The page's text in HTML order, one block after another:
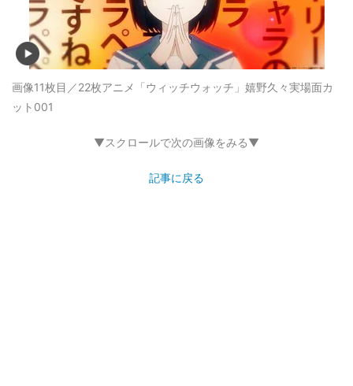
画像11枚目／22枚アニメ「ウィッチウォッチ」嬉野久々実場面カ
ット001
▼スクロールで次の画像をみる▼
記事に戻る